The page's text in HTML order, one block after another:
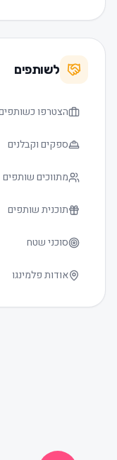
גודל טקסט
לשותפים
הצטרפו כשותפים
ספקים וקבלנים
מתווכים שותפים
תוכנית שותפים
סוכני שטח
אודות פלמינגו